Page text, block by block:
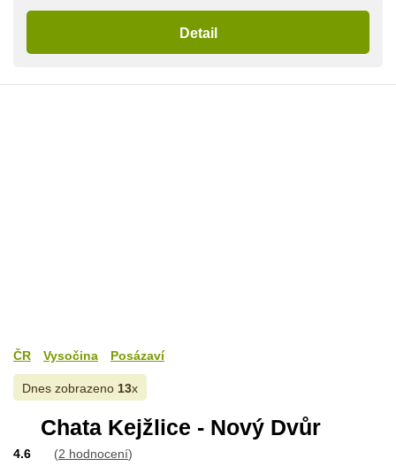
Detail
ČR Vysočina Posázaví
Dnes zobrazeno 13x
Chata Kejžlice - Nový Dvůr
4.6 (2 hodnocení)